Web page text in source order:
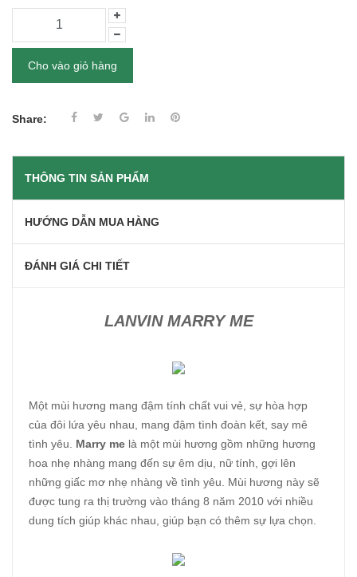
Cho vào giỏ hàng
Share:
THÔNG TIN SẢN PHẨM
HƯỚNG DẪN MUA HÀNG
ĐÁNH GIÁ CHI TIẾT
LANVIN MARRY ME
Một mùi hương mang đậm tính chất vui vẻ, sự hòa hợp
của đôi lứa yêu nhau, mang đậm tình đoàn kết, say mê
tình yêu. Marry me là một mùi hương gồm những hương
hoa nhẹ nhàng mang đến sự êm dịu, nữ tính, gợi lên
những giấc mơ nhẹ nhàng về tình yêu. Mùi hương này sẽ
được tung ra thị trường vào tháng 8 năm 2010 với nhiều
dung tích giúp khác nhau, giúp bạn có thêm sự lựa chọn.